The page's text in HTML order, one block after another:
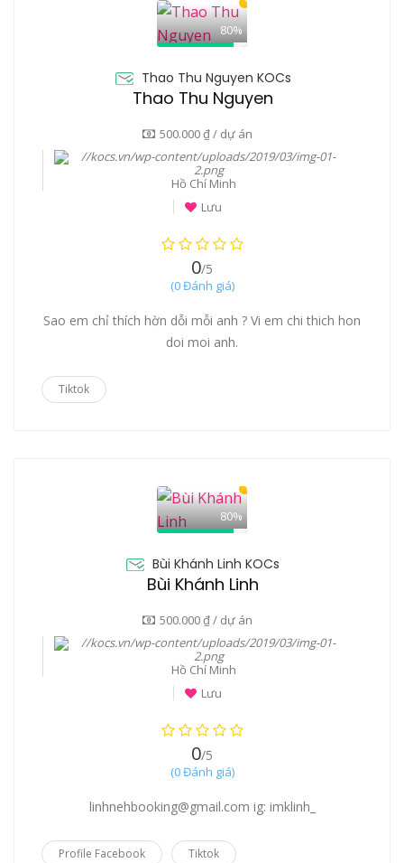
80%
Thao Thu Nguyen KOCs
Thao Thu Nguyen
500.000 ₫ / dự án
Hồ Chí Minh
Lưu
0/5
(0 Đánh giá)
Sao em chỉ thích hờn dỗi mỗi anh ? Vi em chi thich hon
doi moi anh.
Tiktok
80%
Bùi Khánh Linh KOCs
Bùi Khánh Linh
500.000 ₫ / dự án
Hồ Chí Minh
Lưu
0/5
(0 Đánh giá)
linhnehbooking@gmail.com ig: imklinh_
Profile Facebook Tiktok